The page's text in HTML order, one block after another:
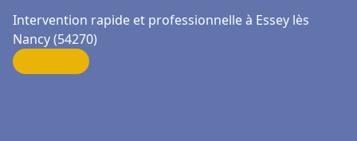
Intervention rapide et professionnelle à Essey lès
Nancy (54270)